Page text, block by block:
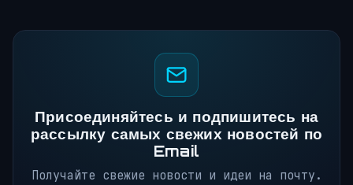
Присоединяйтесь и подпишитесь на
рассылку самых свежих новостей по
Email
Получайте свежие новости и идеи на почту.